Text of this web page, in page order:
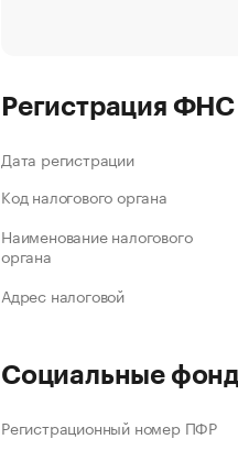
Регистрация ФНС
Дата регистрации
Код налогового органа
Наименование налогового
органа
Адрес налоговой
Социальные
Регистрационный номер ПФР